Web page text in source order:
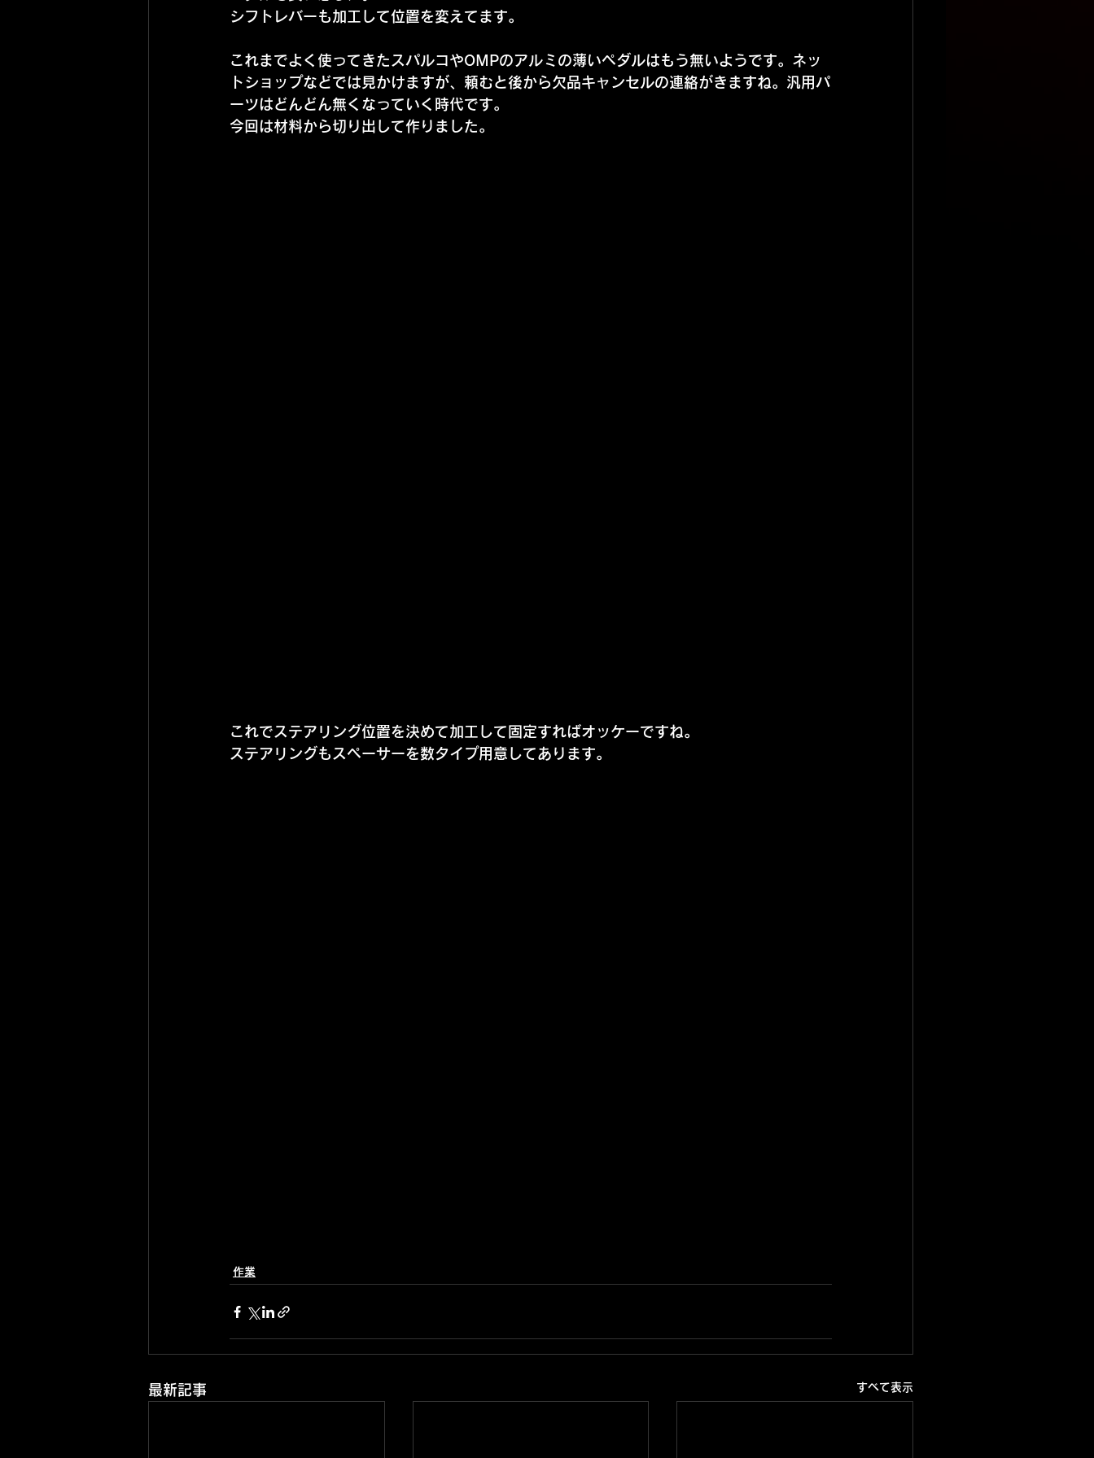
シフトレバーも加工して位置を変えてます。
これまでよく使ってきたスパルコやOMPのアルミの薄いペダルはもう無いようです。ネッ
トショップなどでは見かけますが、頼むと後から欠品キャンセルの連絡がきますね。汎用パ
ーツはどんどん無くなっていく時代です。
今回は材料から切り出して作りました。
これでステアリング位置を決めて加工して固定すればオッケーですね。
ステアリングもスペーサーを数タイプ用意してあります。
作業
最新記事 すべて表示